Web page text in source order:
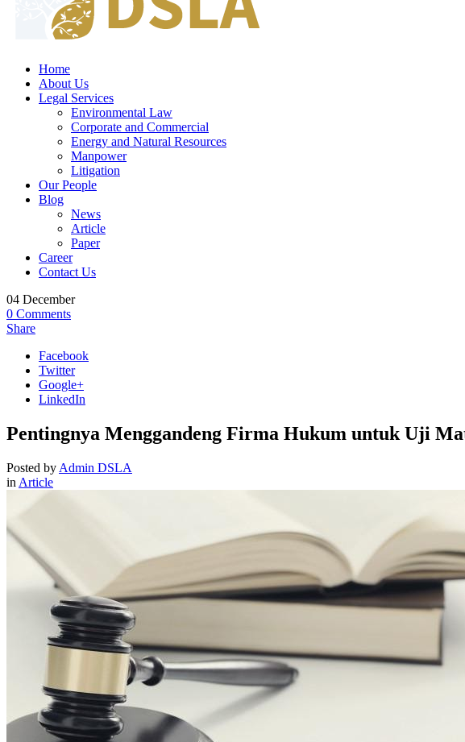
Home
About Us
Legal Services
Environmental Law
Corporate and Commercial
Energy and Natural Resources
Manpower
Litigation
Our People
Blog
News
Article
Paper
Career
Contact Us
04 December
0 Comments
Share
Facebook
Twitter
Google+
LinkedIn
Pentingnya Menggandeng Firma Hukum untuk Uji
Posted by Admin DSLA
in Article